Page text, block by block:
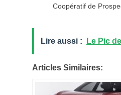
Coopératif de
Lire aussi : Le Pic
Articles Similaires: